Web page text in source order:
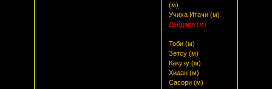
(м)
Учиха Итачи (м)
Дейдара (м)
Тоби (м)
Зетсу (м)
Какузу (м)
Хидан (м)
Cасори (м)